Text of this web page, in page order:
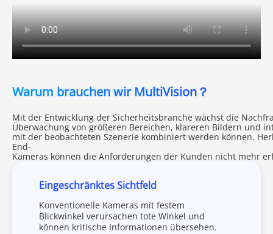
Warum brauchen wir MultiVision？
Mit der Entwicklung der Sicherheitsbranche wächst die
Überwachung von größeren Bereichen, klareren Bildern und
mit der beobachteten Szenerie kombiniert werden können.
End-
Kameras können die Anforderungen der Kunden nicht mehr
Eingeschränktes Sichtfeld
Konventionelle Kameras mit festem
Blickwinkel verursachen tote Winkel und
können kritische Informationen übersehen.